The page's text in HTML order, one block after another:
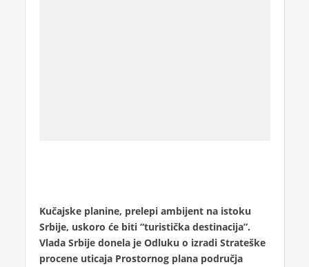
Kučajske planine, prelepi ambijent na istoku
Srbije, uskoro će biti “turistička destinacija”.
Vlada Srbije donela je Odluku o izradi Strateške
procene uticaja Prostornog plana područja